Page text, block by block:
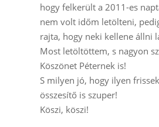
hogy felkerült a 2011-es
nem volt időm letölteni,
rajta, hogy neki kellene állni
Most letöltöttem, s nagyon
Köszönet Péternek is!
S milyen jó, hogy ilyen
összesítő is szuper!
Köszi, köszi!